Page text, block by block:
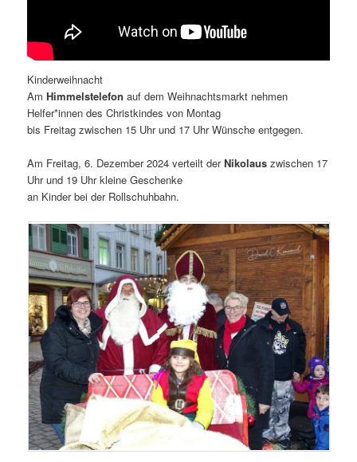
Kinderweihnacht
AmHimmelstelefon auf dem Weihnachtsmarkt nehmen
Helfer*innen des Christkindes von Montag
bis Freitag zwischen 15 Uhr und 17 Uhr Wünsche entgegen.
Am Freitag, 6. Dezember 2024 verteilt derNikolauszwischen 17
Uhr und 19 Uhr kleine Geschenke
an Kinder bei der Rollschuhbahn.